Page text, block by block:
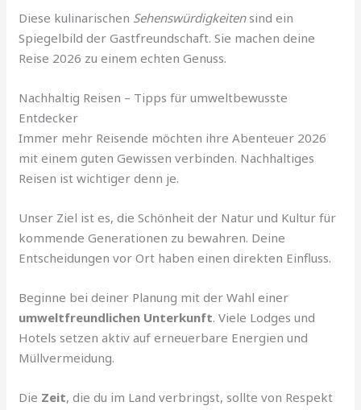
Diese kulinarischen Sehenswürdigkeitensind ein
Spiegelbild der Gastfreundschaft. Sie machen deine
Reise 2026 zu einem echten Genuss.
Nachhaltig Reisen – Tipps für umweltbewusste
Entdecker
Immer mehr Reisende möchten ihre Abenteuer 2026
mit einem guten Gewissen verbinden. Nachhaltiges
Reisen ist wichtiger denn je.
Unser Ziel ist es, die Schönheit der Natur und Kultur für
kommende Generationen zu bewahren. Deine
Entscheidungen vor Ort haben einen direkten Einfluss.
Beginne bei deiner Planung mit der Wahl einer
umweltfreundlichen Unterkunft. Viele Lodges und
Hotels setzen aktiv auf erneuerbare Energien und
Müllvermeidung.
Die Zeit, die du im Land verbringst, sollte von Respekt